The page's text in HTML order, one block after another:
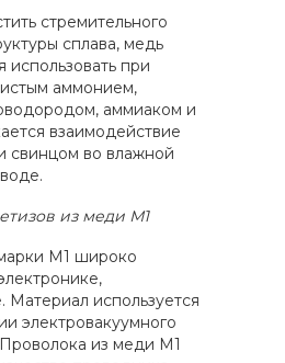
стремительного
сплава, медь
использовать при
аммонием,
аммиаком и
взаимодействие
свинцом во влажной
из меди М1
М1 широко
Материал используется
электровакуумного
из меди М1